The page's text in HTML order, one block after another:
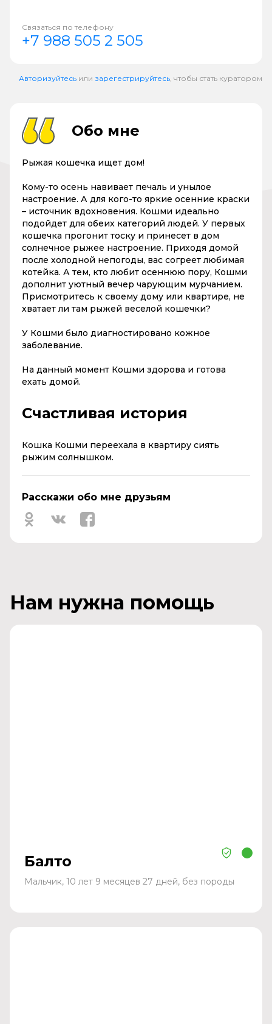
Связаться по телефону
+7 988 505 2 505
Авторизуйтесь или зарегестрируйтесь , чтобы стать куратором
Обо мне
Рыжая кошечка ищет дом!
Кому-то осень навивает печаль и унылое
настроение. А для кого-то яркие осенние краски
– источник вдохновения. Кошми идеально
подойдет для обеих категорий людей. У первых
кошечка прогонит тоску и принесет в дом
солнечное рыжее настроение. Приходя домой
после холодной непогоды, вас согреет любимая
котейка. А тем, кто любит осеннюю пору, Кошми
дополнит уютный вечер чарующим мурчанием.
Присмотритесь к своему дому или квартире, не
хватает ли там рыжей веселой кошечки?
У Кошми было диагностировано кожное
заболевание.
На данный момент Кошми здорова и готова
ехать домой.
Счастливая история
Кошка Кошми переехала в квартиру сиять
рыжим солнышком.
Расскажи обо мне друзьям
Нам нужна помощь
Балто
Мальчик, 10 лет 9 месяцев 27 дней, без породы